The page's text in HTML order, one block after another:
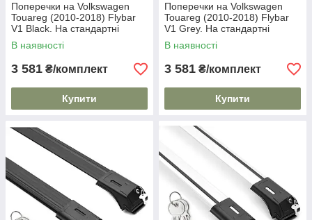
Поперечки на Volkswagen
Touareg (2010-2018) Flybar
V1 Black. На стандартні
рейлінги. Без замка. Чорні
В наявності
3 581 ₴/комплект
Купити
Поперечки на Volkswagen
Touareg (2010-2018) Flybar
V1 Grey. На стандартні
рейлінги. Без замка. Сірі
В наявності
3 581 ₴/комплект
Купити